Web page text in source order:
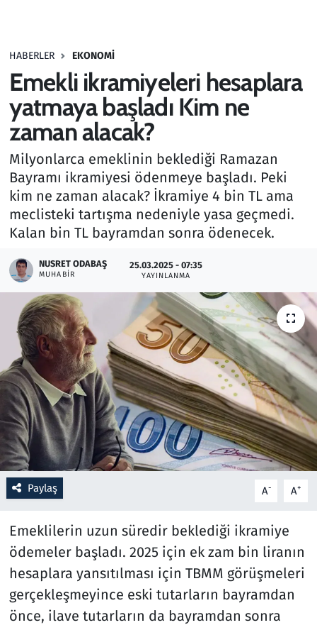
HABERLER EKONOMI
Emekli ikramiyeleri hesaplara
yatmaya başladı Kim ne
zaman alacak?
Milyonlarca emeklinin beklediği Ramazan
Bayramı ikramiyesi ödenmeye başladı. Peki
kim ne zaman alacak? İkramiye 4 bin TL ama
meclisteki tartışma nedeniyle yasa geçmedi.
Kalan bin TL bayramdan sonra ödenecek.
NUSRET ODABAŞ
MUHABIR
25.03.2025 - 07:35
YAYINLANMA
Paylaş A- A+
Emeklilerin uzun süredir beklediği ikramiye
ödemeler başladı. 2025 için ek zam bin liranın
hesaplara yansıtılması için TBMM görüşmeleri
gerçekleşmeyince eski tutarların bayramdan
önce, ilave tutarların da bayramdan sonra
Haber
Kültür Sanat
Kurumsal Haberler
Lezzet Durağı
Memur ve Kamu
Otomobil
Oyun
Ramazan
Resmi İlanlar
Rüya Tabirleri
Sağlık
Savunma Sanayi
Seçim 2023
Spor
Teknoloji ve Bilim
Televizyon